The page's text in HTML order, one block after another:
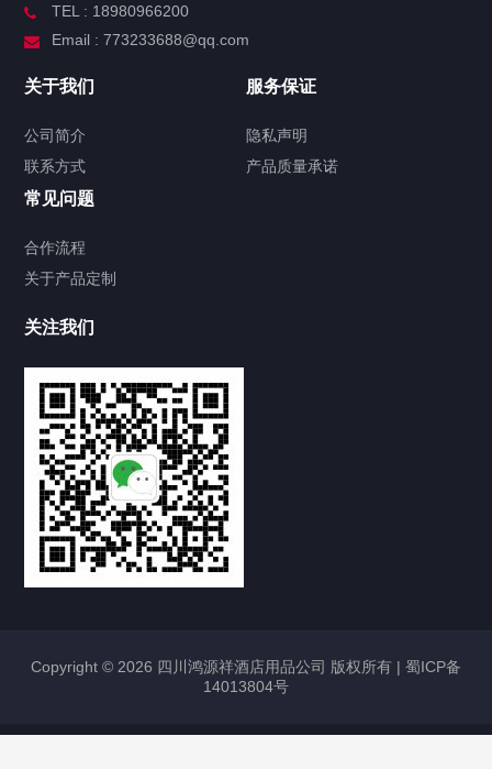
TEL : 18980966200
Email : 773233688@qq.com
关于我们
公司简介
联系方式
服务保证
隐私声明
产品质量承诺
常见问题
合作流程
关于产品定制
关注我们
Copyright © 2026 四川鸿源祥酒店用品公司 版权所有 | 蜀ICP备
14013804号